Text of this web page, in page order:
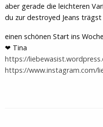
aber gerade die leichteren
du zur destroyed Jeans
einen schönen Start ins
❤ Tina
https://
https://www.instagram.com/